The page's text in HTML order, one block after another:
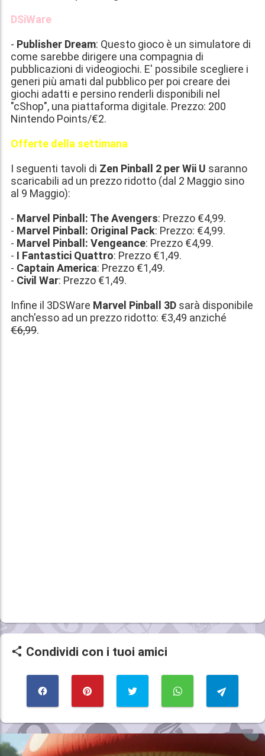
DSiWare
- Publisher Dream: Questo gioco è un simulatore di
come sarebbe dirigere una compagnia di
pubblicazioni di videogiochi. E' possibile scegliere i
generi più amati dal pubblico per poi creare dei
giochi adatti e persino renderli disponibili nel
"cShop", una piattaforma digitale. Prezzo: 200
Nintendo Points/€2.
Offerte della settimana
I seguenti tavoli di Zen Pinball 2 per Wii U saranno
scaricabili ad un prezzo ridotto (dal 2 Maggio sino
al 9 Maggio):
- Marvel Pinball: The Avengers: Prezzo €4,99.
- Marvel Pinball: Original Pack: Prezzo: €4,99.
- Marvel Pinball: Vengeance: Prezzo €4,99.
- I Fantastici Quattro: Prezzo €1,49.
- Captain America: Prezzo €1,49.
- Civil War: Prezzo €1,49.
Infine il 3DSWare Marvel Pinball 3D sarà disponibile
anch'esso ad un prezzo ridotto: €3,49 anziché
€6,99.
Condividi con i tuoi amici